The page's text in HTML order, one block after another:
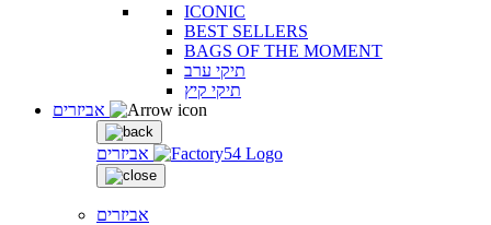
ICONIC
BEST SELLERS
BAGS OF THE MOMENT
תיקי ערב
תיקי קיץ
אביזרים
אביזרים